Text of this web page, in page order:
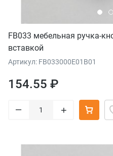
FB033 мебельная ручка-
вставкой
Артикул: FB033000E01B01
154.55 ₽
– +